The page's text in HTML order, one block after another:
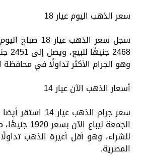
سعر الذهب اليوم عيار 18
سجل سعر الذهب
وهو الجرام الأكثر تداولًا في محافظة
أسعار الذهب الآن عيار 14
سعر جرام الذهب
للشراء، وهو أقل أعيرة الذهب
المصرية.